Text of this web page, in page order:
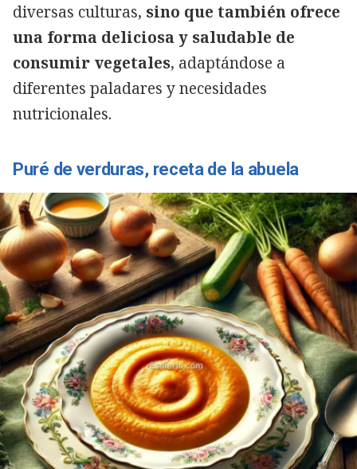
diversas culturas, sino que también ofrece
una forma deliciosa y saludable de
consumir vegetales, adaptándose a
diferentes paladares y necesidades
nutricionales.
Puré de verduras, receta de la abuela